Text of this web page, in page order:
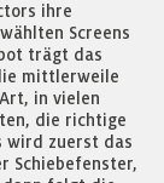
ihre
Screens
trägt das
mittlerweile
in vielen
die richtige
wird zuerst das
Schiebefenster,